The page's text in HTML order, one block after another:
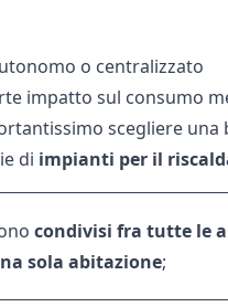
o centralizzato
impatto sul consumo
scegliere
di impianti per il
condivisi fra tutte le
sola abitazione;